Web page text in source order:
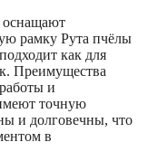
оснащают
рамку Рута пчёлы
как для
Преимущества
и
точную
и долговечны, что
в